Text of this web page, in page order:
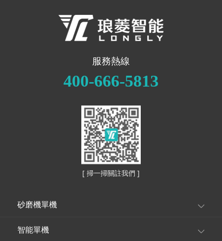
廣泛應用于電池液、
電極漿料、粘合劑 、
油墨、化工、食品、
制藥等各種各類不同
子電池液及液態锂離
子電池液。
服務熱線
400-666-5813
[ 掃一掃關註我們 ]
砂磨機單機
智能單機